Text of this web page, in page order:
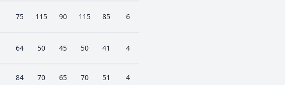
75 115 90 115 85 6
64 50 45 50 41 4
84 70 65 70 51 4